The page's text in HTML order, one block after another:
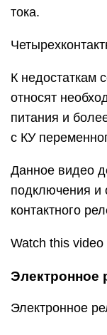
тока.
К недостаткам
относят
питания и
с КУ
Данное видео
подключения и
контактного
Watch this video
Электронное
Электронное